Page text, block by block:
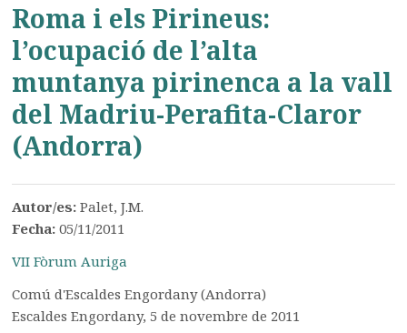
Roma i els Pirineus:
l’ocupació de l’alta
muntanya pirinenca a la vall
del Madriu-Perafita-Claror
(Andorra)
Autor/es:Palet, J.M.
Fecha:05/11/2011
VII Fòrum Auriga
Comú d'Escaldes Engordany (Andorra)
Escaldes Engordany, 5 de novembre de 2011